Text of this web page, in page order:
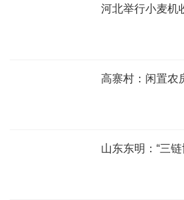
河北举行小麦机
高寨村：闲置农
山东东明：“三